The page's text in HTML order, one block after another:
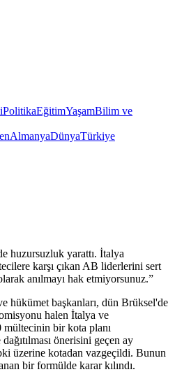
PolitikaEğitimYaşamBilim ve
AlmanyaDünyaTürkiye
huzursuzluk yarattı. İtalya
karşı çıkan AB liderlerini sert
anılmayı hak etmiyorsunuz.”
hükümet başkanları, dün Brüksel'de
halen İtalya ve
bir kota planı
önerisini geçen ay
üzerine kotadan vazgeçildi. Bunun
bir formülde karar kılındı.